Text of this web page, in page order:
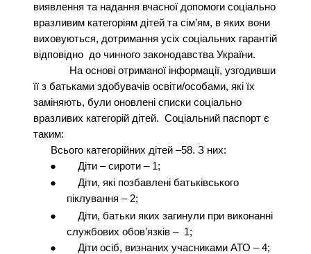
виявлення та надання вчасної допомоги соціально
вразливим категоріям дітей та сім’ям, в яких вони
виховуються, дотримання усіх соціальних гарантій
відповідно до чинного законодавства України.
На основі отриманої інформації, узгодивши
її з батьками здобувачів освіти/особами, які їх
заміняють, були оновлені списки соціально
вразливих категорій дітей. Соціальний паспорт є
таким:
Всього категорійних дітей –58. З них:
●
Діти – сироти – 1;
●
Діти, які позбавлені батьківського
піклування – 2;
●
Діти, батьки яких загинули при виконанні
службових обов’язків – 1;
●
Діти осіб, визнаних учасниками АТО – 4;